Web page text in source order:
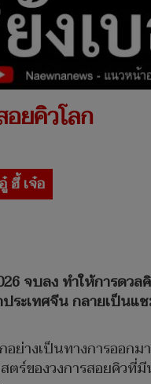
ยคิวโลก
อู๋ ฮี้ เจ๋อ
จบลง ทำให้การด
ระเทศจีน กลายเป็น
ย่างเป็นทางการออ
สตร์ของวงการสอย